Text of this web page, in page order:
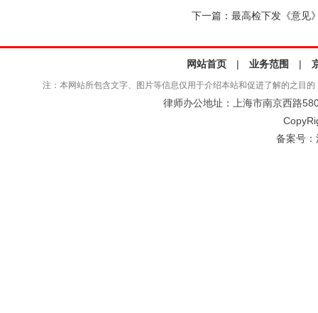
下一篇： 最高检下发《意见
网站首页 | 业务范围 |
注：本网站所包含文字、图片等信息仅用于介绍本站和促进了解的之目
律师办公地址：上海市南京西路
备案号：